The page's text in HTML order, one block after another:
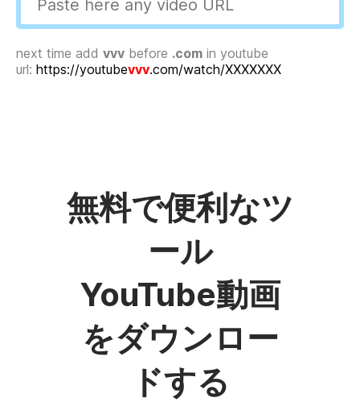
next time add vvv before .com in youtube
url: https://youtubevvv.com/watch/XXXXXXX
無料で便利なツ
ール
YouTube動画
をダウンロー
ドする